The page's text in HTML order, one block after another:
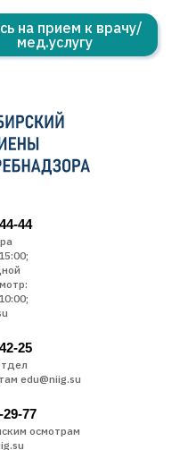
на прием к врачу/
мед.услугу
44
25
edu@niig.su
77
осмотрам